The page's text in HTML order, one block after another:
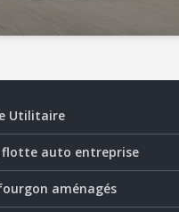
Utilitaire
flotte auto entreprise
aménagés